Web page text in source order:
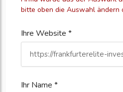
bitte oben die Auswahl ändern
Ihre Website *
Ihr Name *